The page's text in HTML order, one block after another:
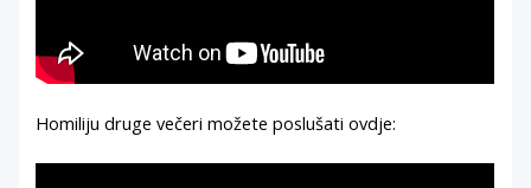
Homiliju druge večeri možete poslušati ovdje: